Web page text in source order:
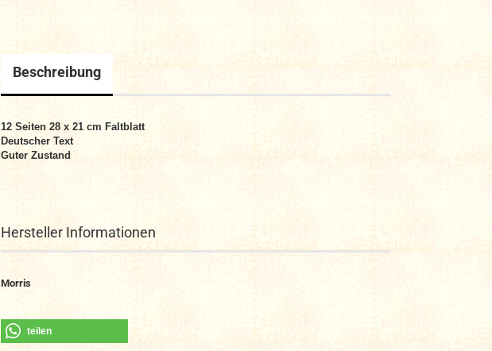
Beschreibung
12 Seiten 28 x 21 cm Faltblatt
Deutscher Text
Guter Zustand
Hersteller Informationen
Morris
teilen